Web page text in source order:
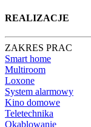
REALIZACJE
ZAKRES PRAC
Smart home
Multiroom
Loxone
System alarmowy
Kino domowe
Teletechnika
Okablowanie